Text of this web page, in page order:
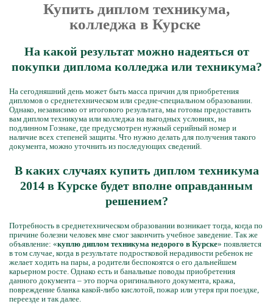
Купить диплом техникума,
колледжа в Курске
На какой результат можно надеяться от
покупки диплома колледжа или техникума?
На сегодняшний день может быть масса причин для приобретения
дипломов о среднетехническом или средне-специальном образовании.
Однако, независимо от итогового результата, мы готовы предоставить
вам диплом техникума или колледжа на выгодных условиях, на
подлинном Гознаке, где предусмотрен нужный серийный номер и
наличие всех степеней защиты. Что нужно делать для получения такого
документа, можно уточнить из последующих сведений.
В каких случаях купить диплом техникума
2014 в Курске будет вполне оправданным
решением?
Потребность в среднетехническом образовании возникает тогда, когда по
причине болезни человек мне смог закончить учебное заведение. Так же
объявление: «куплю диплом техникума недорого в Курске» появляется
в том случае, когда в результате подростковой нерадивости ребенок не
желает ходить на пары, а родители беспокоятся о его дальнейшем
карьерном росте. Однако есть и банальные поводы приобретения
данного документа – это порча оригинального документа, кража,
повреждение бланка какой-либо кислотой, пожар или утеря при поездке,
переезде и так далее.